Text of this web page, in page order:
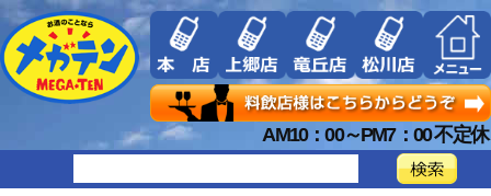
AM10：00～PM7：00 不定休